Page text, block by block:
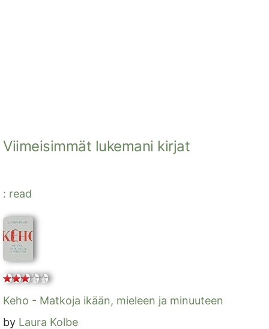
Viimeisimmät lukemani kirjat
: read
Keho - Matkoja ikään, mieleen ja minuuteen
by Laura Kolbe